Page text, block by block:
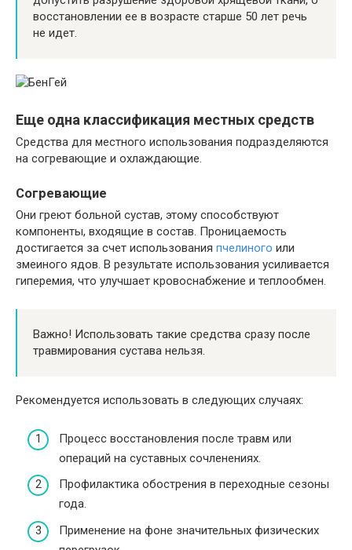
восстановлении ее в возрасте старше 50 лет речь
не идет.
Еще одна классификация местных средств
Средства для местного использования подразделяются
на согревающие и охлаждающие.
Согревающие
Они греют больной сустав, этому способствуют
компоненты, входящие в состав. Проницаемость
достигается за счет использования пчелиного или
змеиного ядов. В результате использования усиливается
гиперемия, что улучшает кровоснабжение и теплообмен.
Важно! Использовать такие средства сразу после
травмирования сустава нельзя.
Рекомендуется использовать в следующих случаях:
Процесс восстановления после травм или
операций на суставных сочленениях.
Профилактика обострения в переходные сезоны
года.
Применение на фоне значительных физических